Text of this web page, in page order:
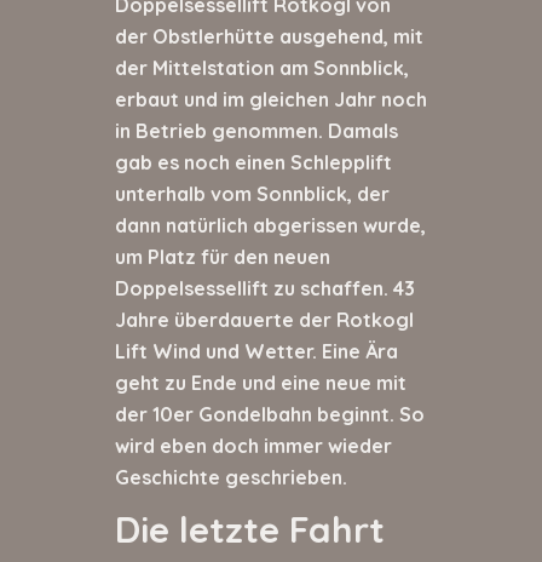
Doppelsessellift Rotkogl von
der Obstlerhütte ausgehend, mit
der Mittelstation am Sonnblick,
erbaut und im gleichen Jahr noch
in Betrieb genommen. Damals
gab es noch einen Schlepplift
unterhalb vom Sonnblick, der
dann natürlich abgerissen wurde,
um Platz für den neuen
Doppelsessellift zu schaffen. 43
Jahre überdauerte der Rotkogl
Lift Wind und Wetter. Eine Ära
geht zu Ende und eine neue mit
der 10er Gondelbahn beginnt. So
wird eben doch immer wieder
Geschichte geschrieben.
Die letzte Fahrt